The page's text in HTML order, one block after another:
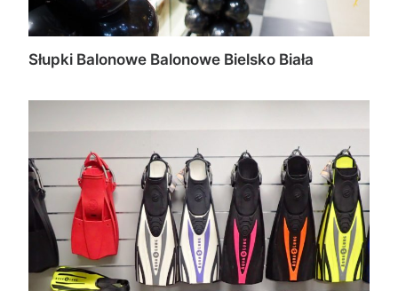
Słupki Balonowe Balonowe Bielsko Biała